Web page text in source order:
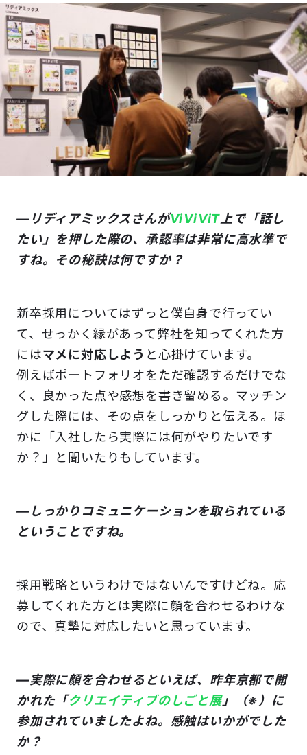
―リディアミックスさんがViViViT上で「話し
たい」を押した際の、承認率は非常に高水準で
すね。その秘訣は何ですか？
新卒採用についてはずっと僕自身で行ってい
て、せっかく縁があって弊社を知ってくれた方
にはマメに対応しよう と心掛けています。
例えばポートフォリオをただ確認するだけでな
く、良かった点や感想を書き留める。マッチン
グした際には、その点をしっかりと伝える。ほ
かに「入社したら実際には何がやりたいです
か？」と聞いたりもしています。
―しっかりコミュニケーションを取られている
ということですね。
採用戦略というわけではないんですけどね。応
募してくれた方とは実際に顔を合わせるわけな
ので、真摯に対応したいと思っています。
―実際に顔を合わせるといえば、昨年京都で開
かれた「クリエイティブのしごと展」（※）に
参加されていましたよね。感触はいかがでした
か？